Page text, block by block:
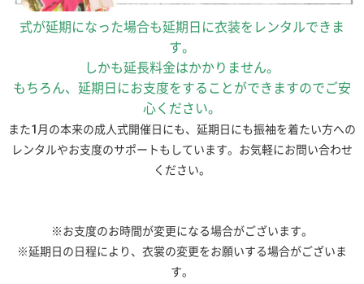
式が延期になった場合も延期日に衣装をレンタルできま
す。
しかも延長料金はかかりません。
もちろん、延期日にお支度をすることができますのでご安
心ください。
また1月の本来の成人式開催日にも、延期日にも振袖を着たい方への
レンタルやお支度のサポートもしています。お気軽にお問い合わせ
ください。
※お支度のお時間が変更になる場合がございます。
※延期日の日程により、衣裳の変更をお願いする場合がございま
す。